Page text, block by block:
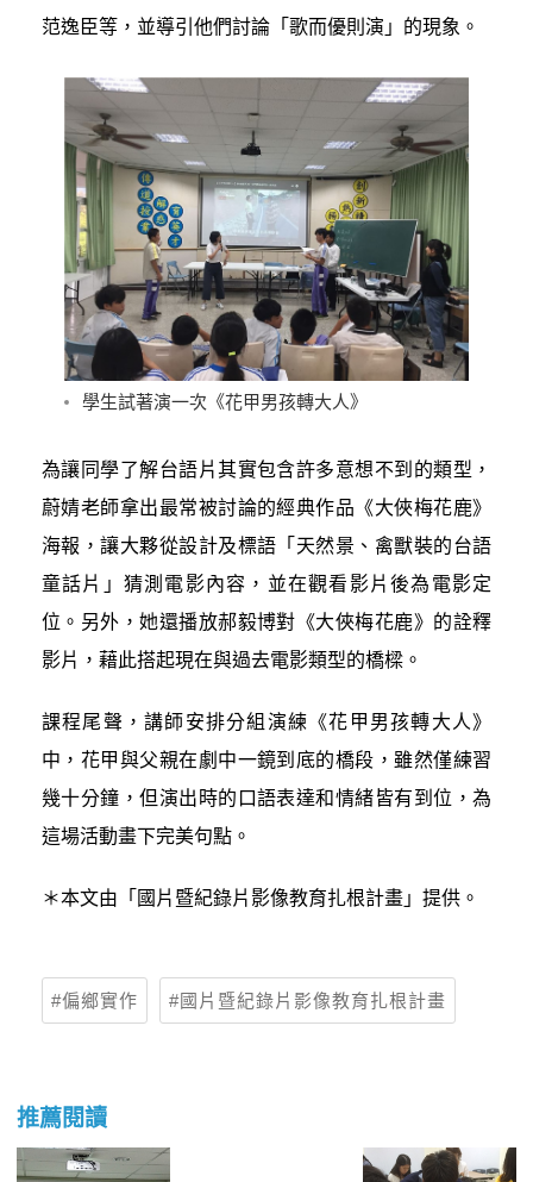
范逸臣等，並導引他們討論「歌而優則演」的現象。
學生試著演一次《花甲男孩轉大人》
為讓同學了解台語片其實包含許多意想不到的類型，
蔚婧老師拿出最常被討論的經典作品《大俠梅花鹿》
海報，讓大夥從設計及標語「天然景、禽獸裝的台語
童話片」猜測電影內容，並在觀看影片後為電影定
位。另外，她還播放郝毅博對《大俠梅花鹿》的詮釋
影片，藉此搭起現在與過去電影類型的橋樑。
課程尾聲，講師安排分組演練《花甲男孩轉大人》
中，花甲與父親在劇中一鏡到底的橋段，雖然僅練習
幾十分鐘，但演出時的口語表達和情緒皆有到位，為
這場活動畫下完美句點。
＊本文由「國片暨紀錄片影像教育扎根計畫」提供。
偏鄉實作 國片暨紀錄片影像教育扎根計畫
推薦閱讀